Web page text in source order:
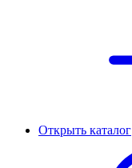
Открыть каталог